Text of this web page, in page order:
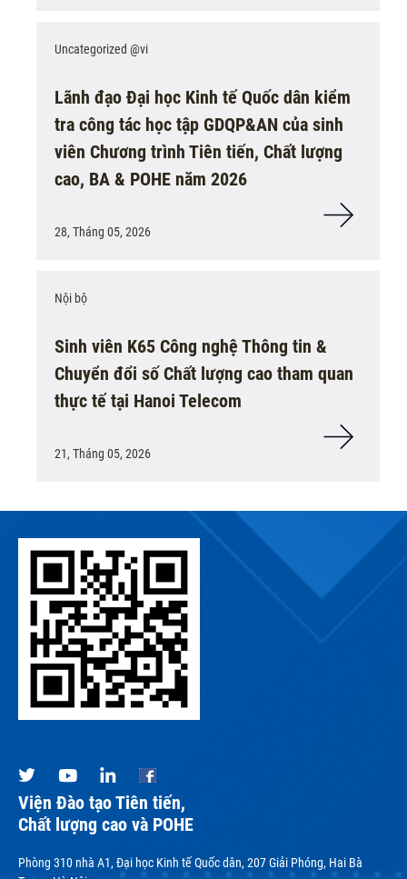
Uncategorized @vi
Lãnh đạo Đại học Kinh tế Quốc dân kiểm
tra công tác học tập GDQP&AN của sinh
viên Chương trình Tiên tiến, Chất lượng
cao, BA & POHE năm 2026
28, Tháng 05, 2026
Nội bộ
Sinh viên K65 Công nghệ Thông tin &
Chuyển đổi số Chất lượng cao tham quan
thực tế tại Hanoi Telecom
21, Tháng 05, 2026
Viện Đào tạo Tiên tiến,
Chất lượng cao và POHE
Phòng 310 nhà A1, Đại học Kinh tế Quốc dân, 207 Giải Phóng, Hai Bà